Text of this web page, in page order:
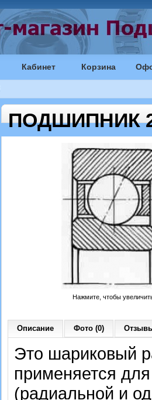
Кабинет Корзина
ПОДШИПНИК
Нажмите, чтобы
Описание Фото (0)
Это шариковый
применяется
(радиальной и